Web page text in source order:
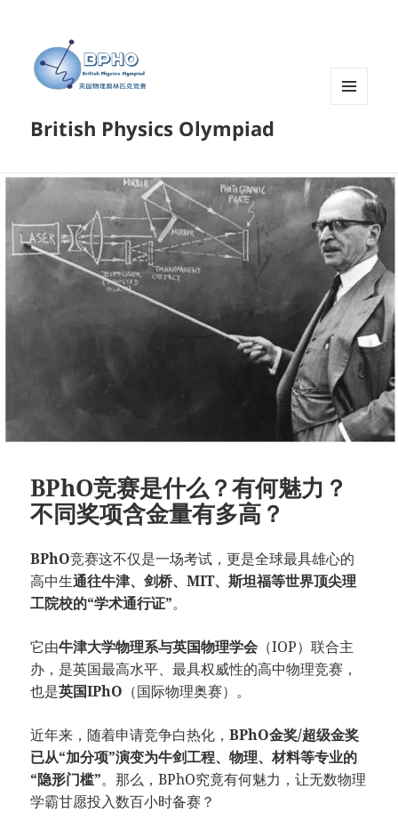
British Physics Olympiad
BPhO竞赛是什么？有何魅力？
不同奖项含金量有多高？
BPhO竞赛这不仅是一场考试，更是全球最具雄心的
高中生通往牛津、剑桥、MIT、斯坦福等世界顶尖理
工院校的“学术通行证”。
它由牛津大学物理系与英国物理学会 （IOP）联合主
办，是英国最高水平、最具权威性的高中物理竞赛，
也是英国IPhO （国际物理奥赛）。
近年来，随着申请竞争白热化，BPhO金奖/超级金奖
已从“加分项”演变为牛剑工程、物理、材料等专业的
“隐形门槛”。那么，BPhO究竟有何魅力，让无数物理
学霸甘愿投入数百小时备赛？